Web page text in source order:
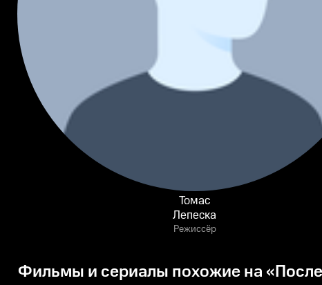
Томас
Лепеска
Режиссёр
Фильмы и сериалы похожие на